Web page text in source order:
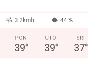
3.2kmh 44 %
PON
39°
UTO
39°
SRI
37°